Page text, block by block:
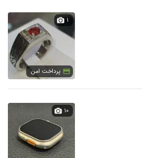
۱
پرداخت امن
۱۰